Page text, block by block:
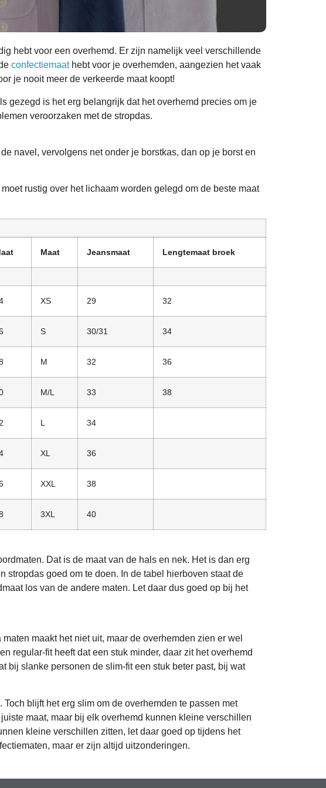
hebt voor een overhemd. Er zijn namelijk veel verschillende
confectiemaathebt voor je overhemden, aangezien het vaak
je nooit meer de verkeerde maat koopt!
gezegd is het erg belangrijk dat het overhemd precies om je
veroorzaken met de stropdas.
navel, vervolgens net onder je borstkas, dan op je borst en
rustig over het lichaam worden gelegd om de beste maat
Maat Jeansmaat Lengtemaat broek
XS 29 32
S 30/31 34
M 32 36
M/L 33 38
L 34
XL 36
XXL 38
3XL 40
Dat is de maat van de hals en nek. Het is dan erg
stropdas goed om te doen. In de tabel hierboven staat de
los van de andere maten. Let daar dus goed op bij het
maakt het niet uit, maar de overhemden zien er wel
regular-fit heeft dat een stuk minder, daar zit het overhemd
bij slanke personen de slim-fit een stuk beter past, bij wat
blijft het erg slim om de overhemden te passen met
maat, maar bij elk overhemd kunnen kleine verschillen
kleine verschillen zitten, let daar goed op tijdens het
maar er zijn altijd uitzonderingen.